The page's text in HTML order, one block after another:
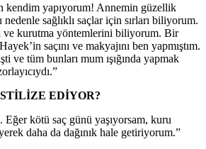
kendim yapıyorum! Annemin güzellik
sağlıklı saçlar için sırları biliyorum.
ve kurutma yöntemlerini biliyorum. Bir
saçını ve makyajını ben yapmıştım.
ve tüm bunları mum ışığında yapmak
EDİYOR?
kötü saç günü yaşıyorsam, kuru
daha da dağınık hale getiriyorum.”